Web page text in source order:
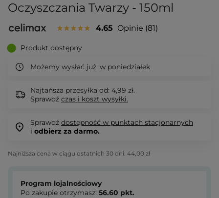
Oczyszczania Twarzy - 150ml
4.65 Opinie 81
Produkt dostępny
Możemy wysłać już: w poniedziałek
Najtańsza przesyłka od: 4,99 zł.
Sprawdź czas i koszt wysyłki.
Sprawdź dostępność w punktach stacjonarnych
i odbierz za darmo.
Najniższa cena w ciągu ostatnich 30 dni: 44,00 zł
Program lojalnościowy
Po zakupie otrzymasz: 56.60 pkt.